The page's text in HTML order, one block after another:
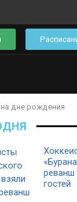
дне рождения
реванш
гостей